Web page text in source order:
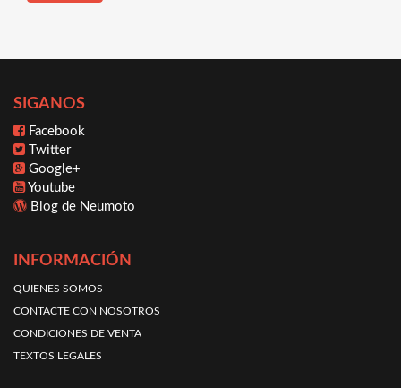
SIGANOS
Facebook
Twitter
Google+
Youtube
Blog de Neumoto
INFORMACIÓN
QUIENES SOMOS
CONTACTE CON NOSOTROS
CONDICIONES DE VENTA
TEXTOS LEGALES